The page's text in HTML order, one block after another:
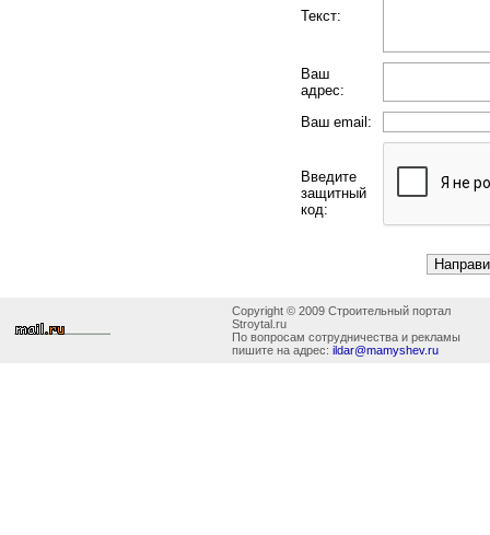
Текст:
Ваш
адрес:
Ваш email:
Введите
защитный
код:
Copyright © 2009 Строительный портал
Stroytal.ru
По вопросам сотрудничества и рекламы
пишите на адрес: ildar@mamyshev.ru